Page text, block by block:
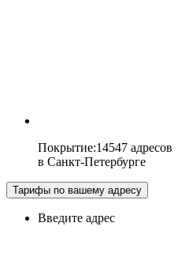
Покрытие:14547 адресов
в Санкт-Петербурге
Тарифы по вашему адресу
Введите адрес